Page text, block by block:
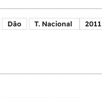
Dão T. Nacional 2011